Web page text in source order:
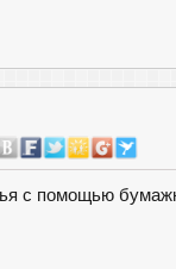
с помощью